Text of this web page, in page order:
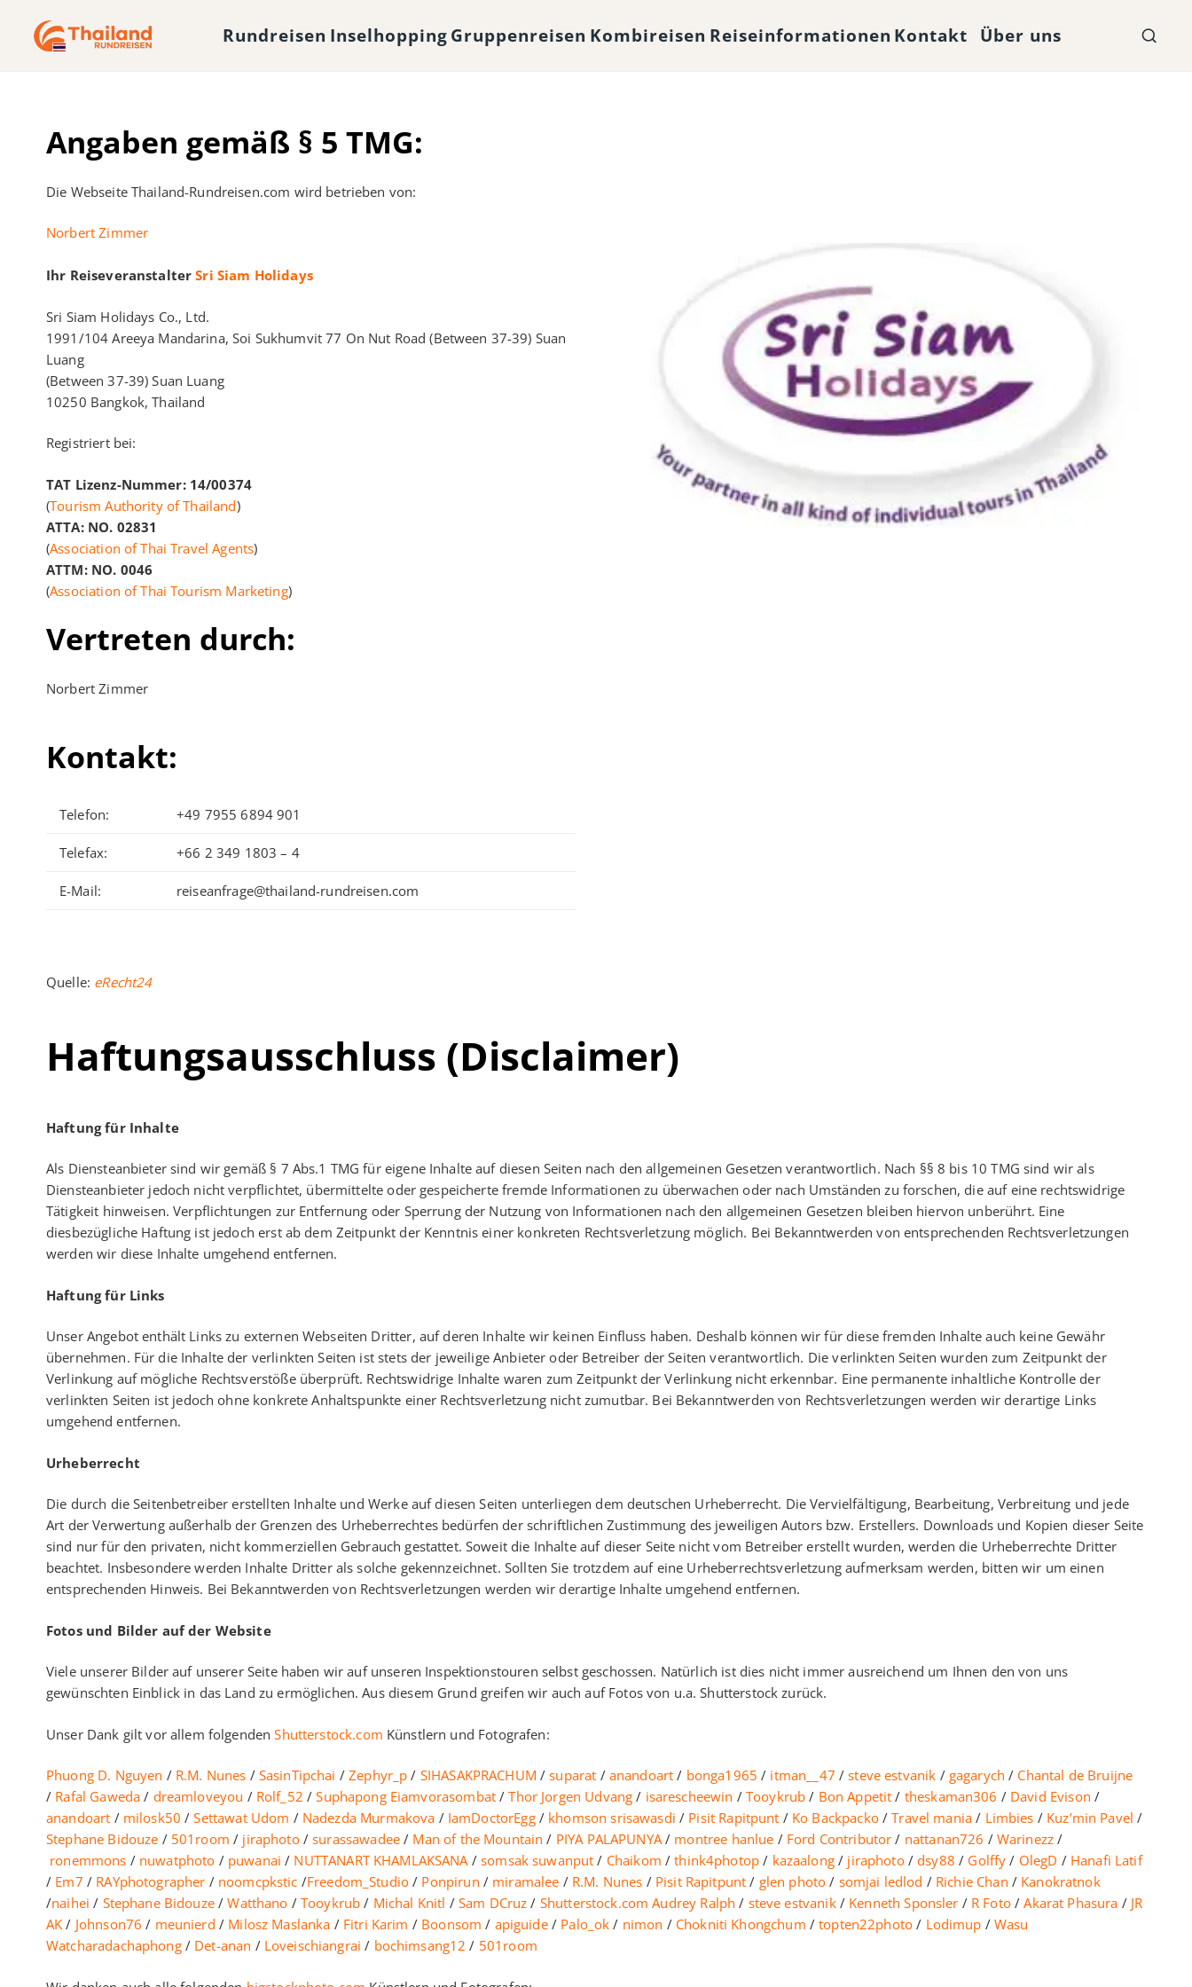
Rundreisen InselhoppingGruppenreisen Kombireisen Reiseinformationen Kontakt Über uns
Angaben gemäß § 5 TMG:
Die Webseite Thailand-Rundreisen.com wird betrieben von:
Norbert Zimmer
Ihr ReiseveranstalterSri Siam Holidays
Sri Siam Holidays Co., Ltd.
1991/104 Areeya Mandarina, Soi Sukhumvit 77 On Nut Road (Between 37-39) Suan
Luang
(Between 37-39) Suan Luang
10250 Bangkok, Thailand
Registriert bei:
TAT Lizenz-Nummer: 14/00374
(Tourism Authority of Thailand)
ATTA: NO. 02831
(Association of Thai Travel Agents)
ATTM: NO. 0046
(Association of Thai Tourism Marketing)
Vertreten durch:
Norbert Zimmer
Kontakt:
Telefon: +49 7955 6894 901
Telefax: +66 2 349 1803 – 4
E-Mail: reiseanfrage@thailand-rundreisen.com
Quelle: eRecht24
Haftungsausschluss (Disclaimer)
Haftung für Inhalte
Als Diensteanbieter sind wir gemäß § 7 Abs.1 TMG für eigene Inhalte auf diesen Seiten nach den allgemeinen Gesetzen verantwortlich. Nach §§ 8 bis 10 TMG sind wir als
Diensteanbieter jedoch nicht verpflichtet, übermittelte oder gespeicherte fremde Informationen zu überwachen oder nach Umständen zu forschen, die auf eine rechtswidrige
Tätigkeit hinweisen. Verpflichtungen zur Entfernung oder Sperrung der Nutzung von Informationen nach den allgemeinen Gesetzen bleiben hiervon unberührt. Eine
diesbezügliche Haftung ist jedoch erst ab dem Zeitpunkt der Kenntnis einer konkreten Rechtsverletzung möglich. Bei Bekanntwerden von entsprechenden Rechtsverletzungen
werden wir diese Inhalte umgehend entfernen.
Haftung für Links
Unser Angebot enthält Links zu externen Webseiten Dritter, auf deren Inhalte wir keinen Einfluss haben. Deshalb können wir für diese fremden Inhalte auch keine Gewähr
übernehmen. Für die Inhalte der verlinkten Seiten ist stets der jeweilige Anbieter oder Betreiber der Seiten verantwortlich. Die verlinkten Seiten wurden zum Zeitpunkt der
Verlinkung auf mögliche Rechtsverstöße überprüft. Rechtswidrige Inhalte waren zum Zeitpunkt der Verlinkung nicht erkennbar. Eine permanente inhaltliche Kontrolle der
verlinkten Seiten ist jedoch ohne konkrete Anhaltspunkte einer Rechtsverletzung nicht zumutbar. Bei Bekanntwerden von Rechtsverletzungen werden wir derartige Links
umgehend entfernen.
Urheberrecht
Die durch die Seitenbetreiber erstellten Inhalte und Werke auf diesen Seiten unterliegen dem deutschen Urheberrecht. Die Vervielfältigung, Bearbeitung, Verbreitung und jede
Art der Verwertung außerhalb der Grenzen des Urheberrechtes bedürfen der schriftlichen Zustimmung des jeweiligen Autors bzw. Erstellers. Downloads und Kopien dieser Seite
sind nur für den privaten, nicht kommerziellen Gebrauch gestattet. Soweit die Inhalte auf dieser Seite nicht vom Betreiber erstellt wurden, werden die Urheberrechte Dritter
beachtet. Insbesondere werden Inhalte Dritter als solche gekennzeichnet. Sollten Sie trotzdem auf eine Urheberrechtsverletzung aufmerksam werden, bitten wir um einen
entsprechenden Hinweis. Bei Bekanntwerden von Rechtsverletzungen werden wir derartige Inhalte umgehend entfernen.
Fotos und Bilder auf der Website
Viele unserer Bilder auf unserer Seite haben wir auf unseren Inspektionstouren selbst geschossen. Natürlich ist dies nicht immer ausreichend um Ihnen den von uns
gewünschten Einblick in das Land zu ermöglichen. Aus diesem Grund greifen wir auch auf Fotos von u.a. Shutterstock zurück.
Unser Dank gilt vor allem folgendenShutterstock.com Künstlern und Fotografen:
Phuong D. Nguyen / R.M. Nunes / SasinTipchai /Zephyr_p / SIHASAKPRACHUM /suparat / anandoart / bonga1965 / itman__47 /steve estvanik / gagarych / Chantal de Bruijne
/ Rafal Gaweda / dreamloveyou / Rolf_52 /Suphapong Eiamvorasombat/Thor Jorgen Udvang / isarescheewin / Tooykrub / Bon Appetit / theskaman306 / David Evison /
anandoart / milosk50 /Settawat Udom / Nadezda Murmakova / IamDoctorEgg/ khomson srisawasdi / Pisit Rapitpunt / Ko Backpacko/Travel mania / Limbies / Kuz’min Pavel /
Stephane Bidouze / 501room / jiraphoto/surassawadee / Man of the Mountain / PIYA PALAPUNYA/ montree hanlue / Ford Contributor / nattanan726 / Warinezz /
ronemmons / nuwatphoto / puwanai / NUTTANART KHAMLAKSANA/somsak suwanput / Chaikom /think4photop / kazaalong/ jiraphoto/dsy88 / Golffy / OlegD / Hanafi Latif
/ Em7 / RAYphotographer / noomcpkstic /Freedom_Studio / Ponpirun / miramalee / R.M. Nunes / Pisit Rapitpunt / glen photo / somjai ledlod / Richie Chan / Kanokratnok
/naihei / Stephane Bidouze/Watthano /Tooykrub / Michal Knitl / Sam DCruz / Shutterstock.com Audrey Ralph / steve estvanik/ Kenneth Sponsler / R Foto/Akarat Phasura / JR
AK / Johnson76 / meunierd / Milosz Maslanka / Fitri Karim / Boonsom / apiguide/ Palo_ok / nimon / Chokniti Khongchum /topten22photo / Lodimup /Wasu
Watcharadachaphong/ Det-anan / Loveischiangrai / bochimsang12 / 501room